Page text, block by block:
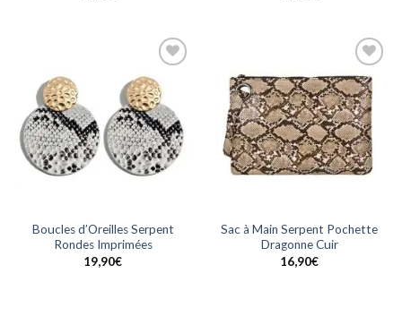
Ajouter
à la
wishlist
Boucles d’Oreilles Serpent
Rondes Imprimées
19,90€
Ajouter
à la
wishlist
Sac à Main Serpent Pochette
Dragonne Cuir
16,90€